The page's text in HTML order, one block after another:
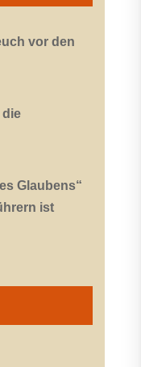
vor den
die
Glaubens“
ist